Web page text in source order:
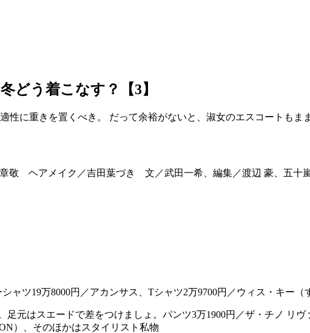
どう着こなす？【3】
性に重きを置くべき。 だって余裕がないと、淑女のエスコートも
敬 ヘアメイク／吉田葉づき 文／武田一希、編集／渡辺 豪、五十嵐
元はスエードで差をつけましょ。パンツ3万1900円／ザ・チノ リヴ
）、そのほかはスタイリスト私物